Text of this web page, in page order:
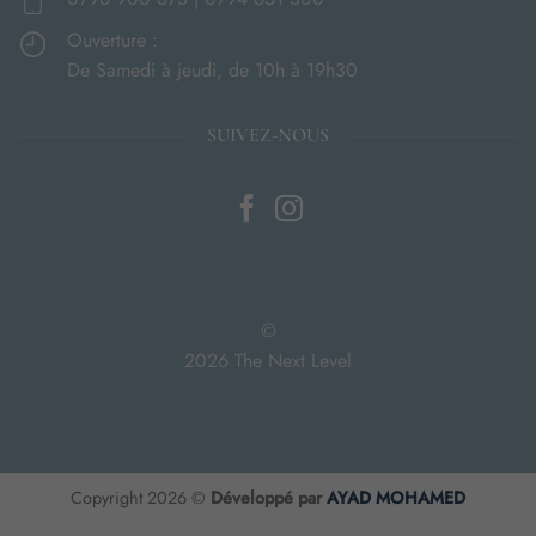
Ouverture :
De Samedi à jeudi, de 10h à 19h30
SUIVEZ-NOUS
©
2026 The Next Level
Copyright 2026 © Développé parAYAD MOHAMED